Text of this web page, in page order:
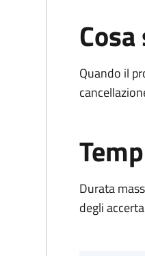
Quando il
Durata
degli